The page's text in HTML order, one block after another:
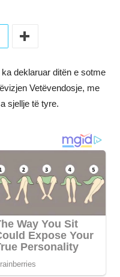
deklaruar ditën e sotme
Vetëvendosje, me
sjellje të tyre.